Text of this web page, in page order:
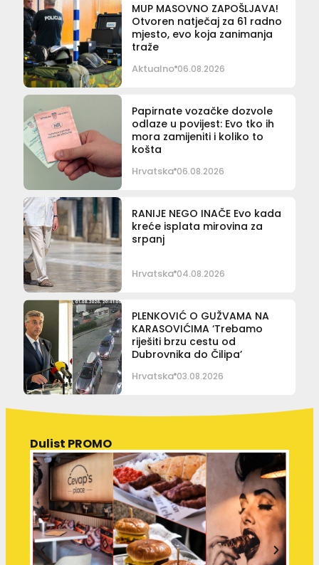
MUP MASOVNO ZAPOŠLJAVA!
Otvoren natječaj za 61 radno
mjesto, evo koja zanimanja
traže
Aktualno 06.08.2026
Papirnate vozačke dozvole
odlaze u povijest: Evo tko ih
mora zamijeniti i koliko to
košta
Hrvatska 06.08.2026
RANIJE NEGO INAČE Evo kada
kreće isplata mirovina za
srpanj
Hrvatska 04.08.2026
PLENKOVIĆ O GUŽVAMA NA
KARASOVIĆIMA ‘Trebamo
riješiti brzu cestu od
Dubrovnika do Čilipa’
Hrvatska 03.08.2026
Dulist PROMO